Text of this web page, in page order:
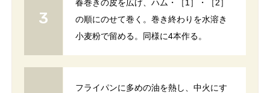
春巻きの皮を広げ、ハム・［1］・［2］
の順にのせて巻く。巻き終わりを水溶き
小麦粉で留める。同様に4本作る。
フライパンに多めの油を熱し、中火にす